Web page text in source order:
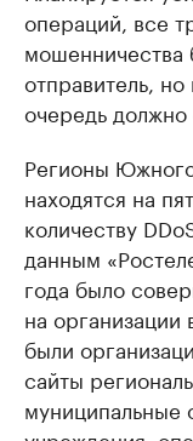
операций, все
мошенничества
отправитель,
очередь должно
Регионы
находятся на
количеству
данным
года было
на
были
сайты
муниципальные